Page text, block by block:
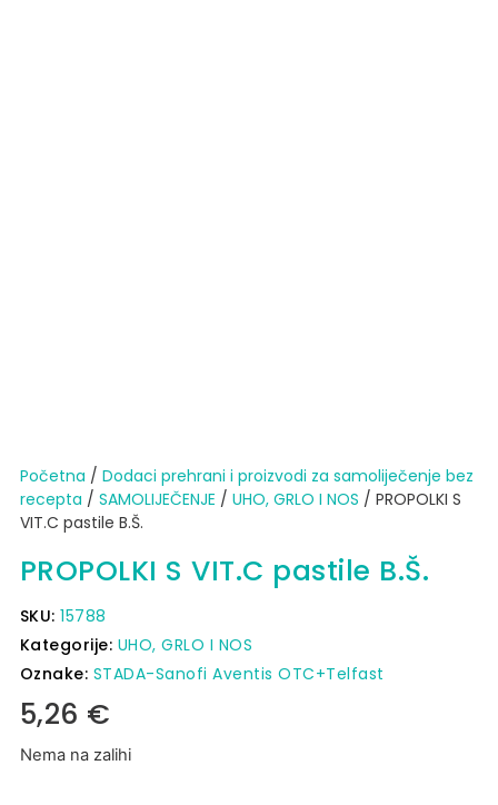
Početna / Dodaci prehrani i proizvodi za samoliječenje bez
recepta / SAMOLIJEČENJE / UHO, GRLO I NOS / PROPOLKI S
VIT.C pastile B.Š.
PROPOLKI S VIT.C pastile B.Š.
SKU:15788
Kategorije: UHO, GRLO I NOS
Oznake: STADA-Sanofi Aventis OTC+Telfast
5,26 €
Nema na zalihi